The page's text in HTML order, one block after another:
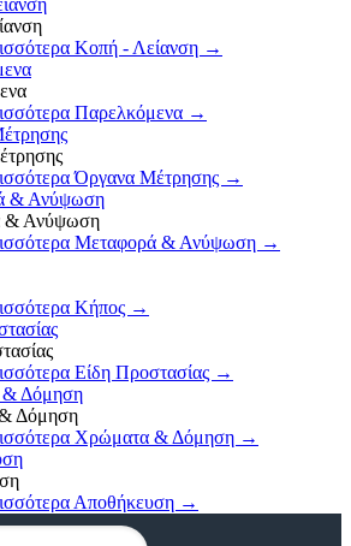
Κοπή - Λείανση →
Παρελκόμενα →
Όργανα Μέτρησης →
& Ανύψωση
& Ανύψωση
Μεταφορά & Ανύψωση →
Κήπος →
Είδη Προστασίας →
Δόμηση
Δόμηση
Χρώματα & Δόμηση →
Αποθήκευση →